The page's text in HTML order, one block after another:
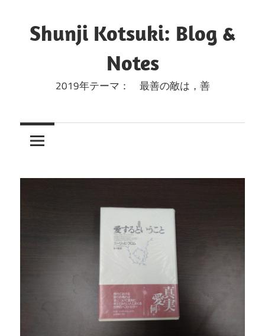
キ
Shunji Kotsuki: Blog &
Notes
2019年テーマ： 最善の敵は，善